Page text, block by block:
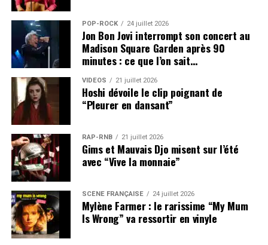
POP-ROCK 24 juillet 2026
Jon Bon Jovi interrompt son concert au
Madison Square Garden après 90
minutes : ce que l’on sait…
VIDEOS 21 juillet 2026
Hoshi dévoile le clip poignant de
“Pleurer en dansant”
RAP-RNB 21 juillet 2026
Gims et Mauvais Djo misent sur l’été
avec “Vive la monnaie”
SCÈNE FRANÇAISE 24 juillet 2026
Mylène Farmer : le rarissime “My Mum
Is Wrong” va ressortir en vinyle